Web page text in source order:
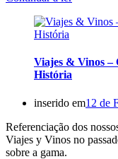
Viajes & Vinos –
História
inserido em12 de
Referenciação dos
Viajes y Vinos no
sobre a gama.